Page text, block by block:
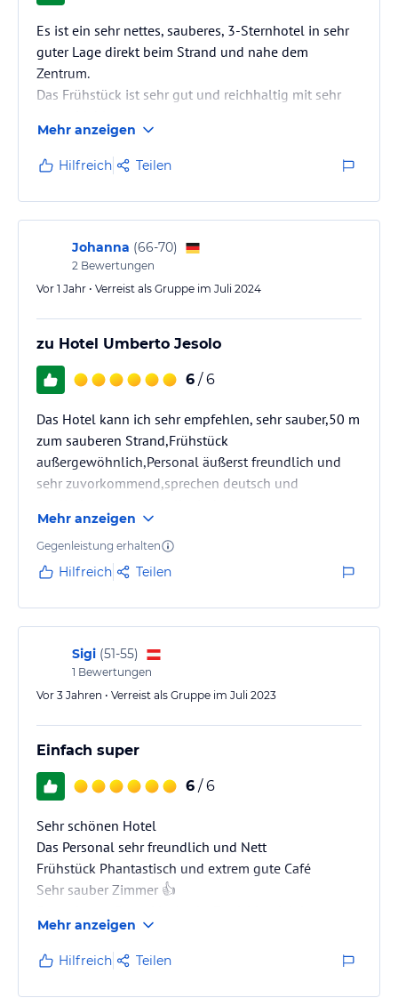
Es ist ein sehr nettes, sauberes, 3-Sternhotel in sehr
guter Lage direkt beim Strand und nahe dem
Zentrum.
Das Frühstück ist sehr gut und reichhaltig mit sehr
Die Mitarbeiterinnen an der Rezeption und im
Frühstücksraum waren sehr freundlich.
Ich kann dieses Hotel gerne weiterempfehlen.
Mehr anzeigen
Hilfreich Teilen
Johanna (66-70)
2 Bewertungen
Vor 1 Jahr • Verreist als Gruppe im Juli 2024
zu Hotel Umberto Jesolo
6 / 6
Das Hotel kann ich sehr empfehlen, sehr sauber,50 m
zum sauberen Strand,Frühstück
außergewöhnlich,Personal äußerst freundlich und
sehr zuvorkommend,sprechen deutsch und
kann.Parkplatz am Hotel kostet nur 5 Euro pro Tag.
Liegen am hoteleigenen Strand ind kostenlos.Ich
bedanke mich herzlich für die freundlichen und
Mitarbeitern für die freundliche und zuvorkommende
Art und Hilfsbereitschaft.Danke wir kommen wieder
Mehr anzeigen
Gegenleistung erhalten
Hilfreich Teilen
Sigi (51-55)
1 Bewertungen
Vor 3 Jahren • Verreist als Gruppe im Juli 2023
Einfach super
6 / 6
Sehr schönen Hotel
Das Personal sehr freundlich und Nett
Frühstück Phantastisch und extrem gute Café
Sehr sauber Zimmer 👍
schon über 20 Jahren nach Lido du Jesolo ,,,,,,
Wir werden wieder kommen
Sigfried (Sigi ) Graz Austria
Mehr anzeigen
Hilfreich Teilen